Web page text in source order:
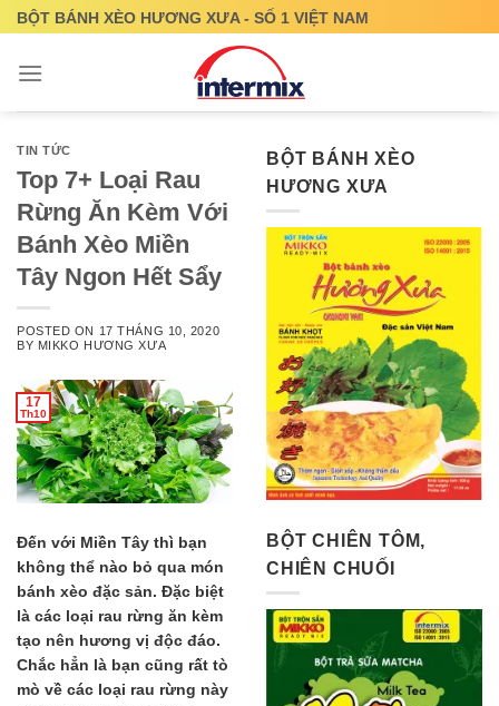
Skip
content
BỘT BÁNH XÈO HƯƠNG XƯA - SỐ 1 VIỆT NAM
TIN TỨC
Top 7+ Loại Rau
Rừng Ăn Kèm Với
Bánh Xèo Miền
Tây Ngon Hết Sẩy
POSTED ON 17 THÁNG 10, 2020
BY MIKKO HƯƠNG XƯA
17
Th10
Đến với Miền Tây thì bạn
không thể nào bỏ qua món
bánh xèo đặc sản. Đặc biệt
là các loại rau rừng ăn kèm
tạo nên hương vị độc đáo.
Chắc hẳn là bạn cũng rất tò
mò về các loại rau rừng này
BỘT BÁNH XÈO
HƯƠNG XƯA
BỘT CHIÊN TÔM,
CHIÊN CHUỐI